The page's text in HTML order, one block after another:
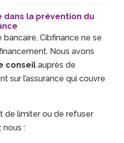
dans la prévention du
bancaire, Cibfinance ne se
Nous avons
conseil auprès de
sur l’assurance qui couvre
de limiter ou de refuser
nous :